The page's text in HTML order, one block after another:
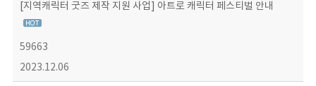
[지역캐릭터 굿즈 제작 지원 사업] 아트로 캐릭터 페스티벌 안내
59663
2023.12.06